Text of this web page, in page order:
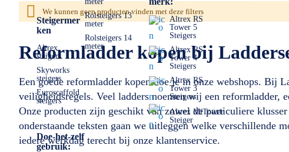
Steigermer
ken
Altrex
steigers
Skyworks
steigers
Euroscaffold
steigers
Doe-het-zelf
gebruik:
Rolsteigers 13
meter
Rolsteigers 14
meter
Altrex RS
Tower 5
Steigers
Altrex RS
Tower 4
Steigers
Altrex RS
Tower 3
Steigers
Altrex MiTower
Steiger
We kunnen geen producten vinden met deze filters
Reformladder kopen bij
Een goede reformladder kopen doe je in onze webshops. Bij
veiligheidsregels. Veel ladders noemen wij een reformladder,
Onze producten zijn geschikt van zowel de particuliere
onderstaande teksten gaan we uitleggen welke verschillende
iedere werkdag terecht bij onze klantenservice.